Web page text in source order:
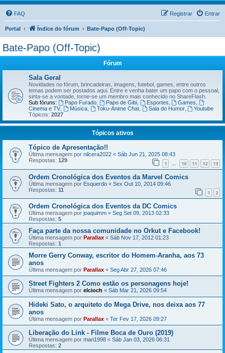
FAQ Entrar
Registrar
Portal Índice do fórum Bate-Papo (Off-Topic)
Bate-Papo (Off-Topic)
Fórum
Sala Geral
Novidades no fórum, brincadeiras, imagens, futebol, games, entre outros
temas podem ser postados aqui. Entre e venha bater um papo com o pessoal,
sinta-se a vontade, torne-se um membro mais conhecido no ShareFlash.
Sub fóruns:
Papo Furado, Papo de Gibi, Esportes Games
Cinema e TV, Música, Toku-Anime Chat, Sala do Humor,
Youtube
Tópicos: 2027
Tópicos ativos
Tópico de Apresentação!!
Última mensagem por nilcera2022 « Sáb Jun 21, 2025 08:43
Respostas: 129 1 … 10 11 12 13
Ordem Cronológica dos Eventos da Marvel Comics
Última mensagem por Esquerdo « Sex Out 10, 2014 09:46
Respostas: 11 1 2
Ordem Cronológica dos Eventos da DC Comics
Última mensagem por joaquimm « Seg Set 09, 2013 02:33
Respostas: 5
Faça parte da nossa comunidade no Orkut e Facebook!
Última mensagem por Parallax « Sáb Nov 17, 2012 01:23
Respostas: 1
Morre Gerry Conway, escritor do Homem-Aranha, aos 73
anos
Última mensagem por Parallax « Seg Abr 27, 2026 07:46
Street Fighters 2 Como estão os personagens hoje!
Última mensagem por elcioch « Sáb Mar 21, 2026 09:54
Hideki Sato, o arquiteto do Mega Drive, nos deixa aos 77
anos
Última mensagem por Parallax « Ter Fev 17, 2026 09:27
Liberação do Link - Filme Boca de Ouro (2019)
Última mensagem por mari1998 « Sáb Jan 03, 2026 06:31
Respostas: 2